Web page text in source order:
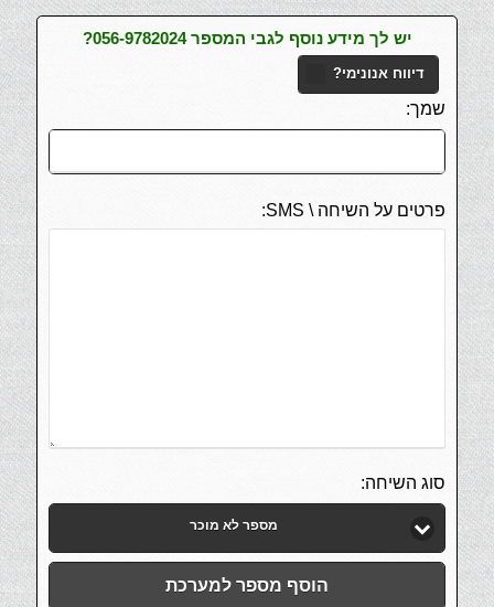
יש לך מידע נוסף לגבי המספר 056-9782024?
דיווח אנונימי?
שמך:
פרטים על השיחה \ SMS:
סוג השיחה:
מספר לא מוכר
הוסף מספר למערכת